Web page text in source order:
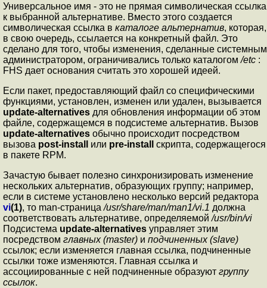
Универсальное имя - это не прямая символическая ссылка
к выбранной альтернативе. Вместо этого создается
символическая ссылка в каталоге альтернатив, которая,
в свою очередь, ссылается на конкретный файл. Это
сделано для того, чтобы изменения, сделанные системным
администратором, ограничивались только каталогом/etc :
FHS дает основания считать это хорошей идеей.
Если пакет, предоставляющий файл со специфическими
функциями, установлен, изменен или удален, вызывается
update-alternatives для обновления информации об этом
файле, содержащемся в подсистеме альтернатив. Вызов
update-alternatives обычно происходит посредством
вызова post-install или pre-install
скрипта, содержащегося
в пакете RPM.
Зачастую бывает полезно синхронизировать изменение
нескольких альтернатив, образующих группу; например,
если в системе установлено несколько версий редактора
vi(1), то man-страница/usr/share/man/man1/vi.1 должна
соответствовать альтернативе, определяемой/usr/bin/vi
Подсистема update-alternatives управляет этим
посредством главных (master) и подчиненных (slave)
ссылок; если изменяется главная ссылка, подчиненные
ссылки тоже изменяются. Главная ссылка и
ассоциированные с ней подчиненные образуют группу
ссылок.